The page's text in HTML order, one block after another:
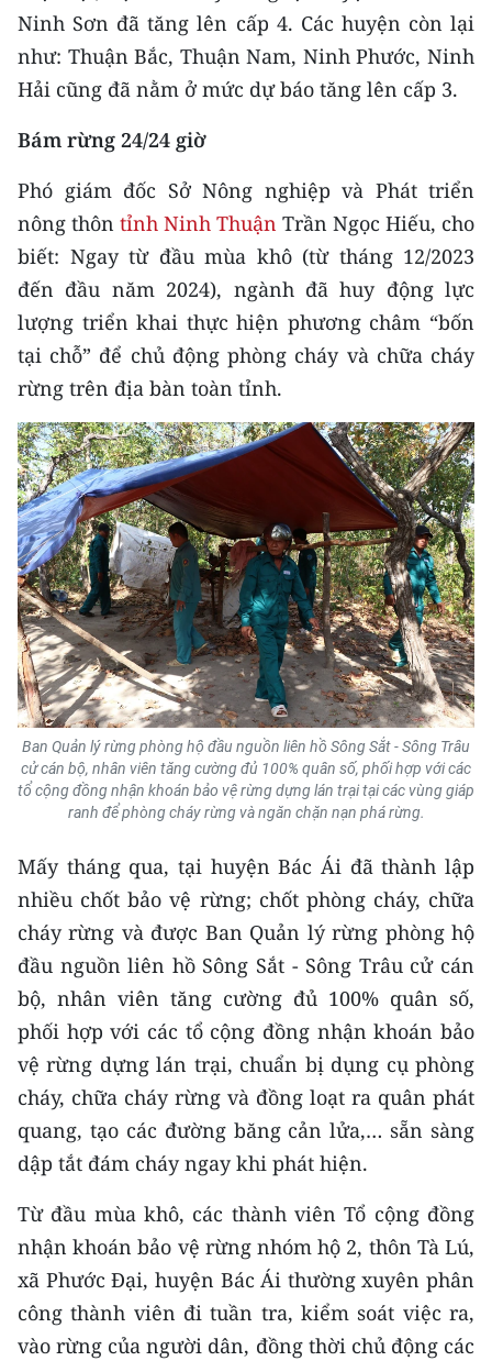
CHƯƠNG TRÌNH OCOP - MỖI XÃ
MỘT SẢN PHẨM
MEDIA CENTER
E-Magazine
Video
Media Chính trị
Media Kinh tế
Media Văn hóa
Media Xã hội
Media Pháp luật
Media Du lịch
Media Thế giới
Media Thể thao
Media Giáo dục
Media Y tế
Media Khoa học - Công nghệ
Ảnh
Infographic
TIN MỚI
TIN ĐỊA PHƯƠNG
Trung du và miền núi phía Bắc
Đồng bằng sông Hồng
Bắc Trung Bộ
Duyên hải Nam Trung Bộ và Tây
Nguyên
Đông Nam Bộ
Ninh Sơn đã tăng lên cấp 4. Các huyện còn lại
như: Thuận Bắc, Thuận Nam, Ninh Phước, Ninh
Hải cũng đã nằm ở mức dự báo tăng lên cấp 3.
Bám rừng 24/24 giờ
Phó giám đốc Sở Nông nghiệp và Phát triển
nông thôn tỉnh Ninh Thuận Trần Ngọc Hiếu, cho
biết: Ngay từ đầu mùa khô (từ tháng 12/2023
đến đầu năm 2024), ngành đã huy động lực
lượng triển khai thực hiện phương châm “bốn
tại chỗ” để chủ động phòng cháy và chữa cháy
rừng trên địa bàn toàn tỉnh.
Ban Quản lý rừng phòng hộ đầu nguồn liên hồ Sông Sắt - Sông Trâu
cử cán bộ, nhân viên tăng cường đủ 100% quân số, phối hợp với các
tổ cộng đồng nhận khoán bảo vệ rừng dựng lán trại tại các vùng giáp
ranh để phòng cháy rừng và ngăn chặn nạn phá rừng.
Mấy tháng qua, tại huyện Bác Ái đã thành lập
nhiều chốt bảo vệ rừng; chốt phòng cháy, chữa
cháy rừng và được Ban Quản lý rừng phòng hộ
đầu nguồn liên hồ Sông Sắt - Sông Trâu cử cán
bộ, nhân viên tăng cường đủ 100% quân số,
phối hợp với các tổ cộng đồng nhận khoán bảo
vệ rừng dựng lán trại, chuẩn bị dụng cụ phòng
cháy, chữa cháy rừng và đồng loạt ra quân phát
quang, tạo các đường băng cản lửa,… sẵn sàng
dập tắt đám cháy ngay khi phát hiện.
Từ đầu mùa khô, các thành viên Tổ cộng đồng
nhận khoán bảo vệ rừng nhóm hộ 2, thôn Tà Lú,
xã Phước Đại, huyện Bác Ái thường xuyên phân
công thành viên đi tuần tra, kiểm soát việc ra,
vào rừng của người dân, đồng thời chủ động các